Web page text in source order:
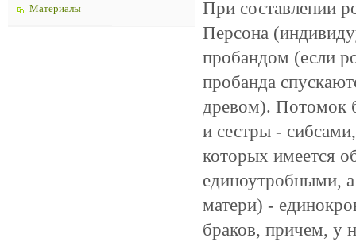
Материалы
При составлении
Персона
пробандом (если
пробанда
древом). Потомок
и сестры -
которых имеется
единоутробными,
матери) -
браков, причем, у